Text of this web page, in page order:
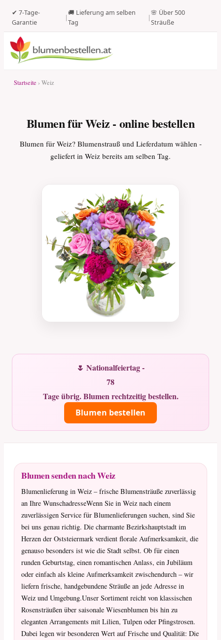
✔ 7-Tage-
Garantie
|
🚚 Lieferung am selben
Tag
|
🌸 Über 500
Sträuße
Startseite › Weiz
Blumen für Weiz - online bestellen
Blumen für Weiz? Blumenstrauß und Lieferdatum wählen -
geliefert in Weiz bereits am selben Tag.
🌷 Nationalfeiertag -
78
Tage übrig. Blumen rechtzeitig bestellen.
Blumen bestellen
Blumen senden nach Weiz
Blumenlieferung in Weiz – frische Blumensträuße zuverlässig
an Ihre WunschadresseWenn Sie in Weiz nach einem
zuverlässigen Service für Blumenlieferungen suchen, sind Sie
bei uns genau richtig. Die charmante Bezirkshauptstadt im
Herzen der Oststeiermark verdient florale Aufmerksamkeit, die
genauso besonders ist wie die Stadt selbst. Ob für einen
runden Geburtstag, einen romantischen Anlass, ein Jubiläum
oder einfach als kleine Aufmerksamkeit zwischendurch – wir
liefern frische, handgebundene Sträuße an jede Adresse in
Weiz und Umgebung.Unser Sortiment reicht von klassischen
Rosensträußen über saisonale Wiesenblumen bis hin zu
eleganten Arrangements mit Lilien, Tulpen oder Pfingstrosen.
Dabei legen wir besonderen Wert auf Frische und Qualität: Die